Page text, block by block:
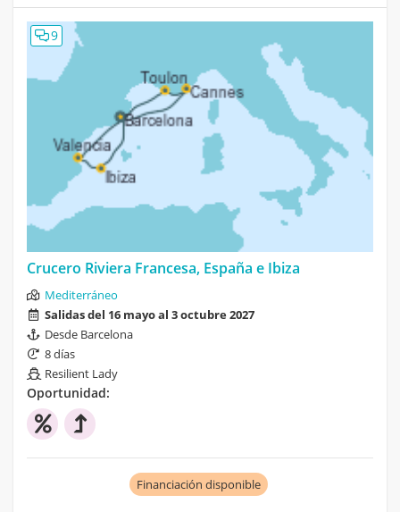
9
Crucero Riviera Francesa, España e Ibiza
Mediterráneo
Salidas del 16 mayo al 3 octubre 2027
Desde Barcelona
8 días
Resilient Lady
Oportunidad:
Financiación disponible